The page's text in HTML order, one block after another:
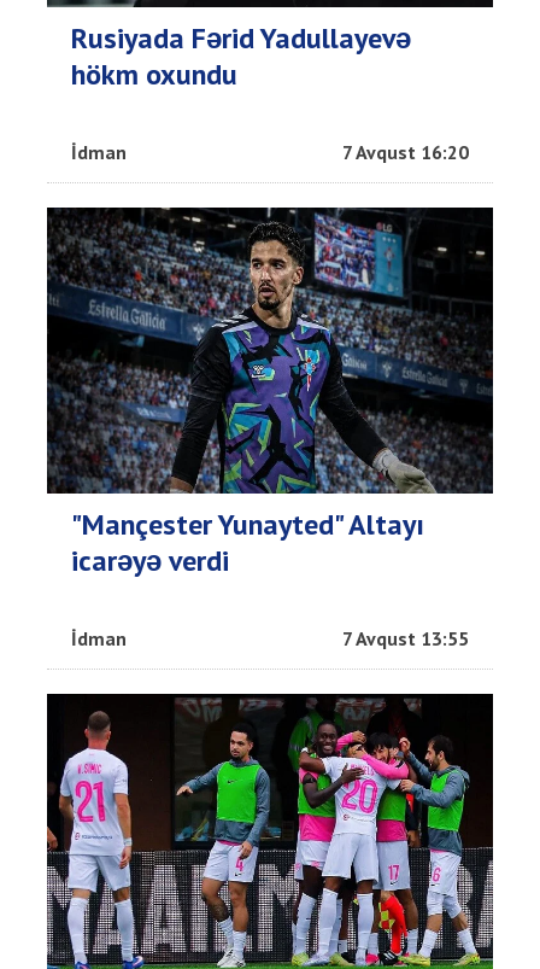
Rusiyada Fərid Yadullayevə
hökm oxundu
İdman 7 Avqust 16:20
"Mançester Yunayted" Altayı
icarəyə verdi
İdman 7 Avqust 13:55